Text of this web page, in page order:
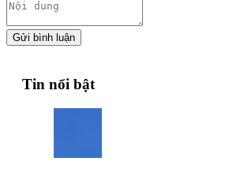
Gửi bình luận
Tin nổi bật